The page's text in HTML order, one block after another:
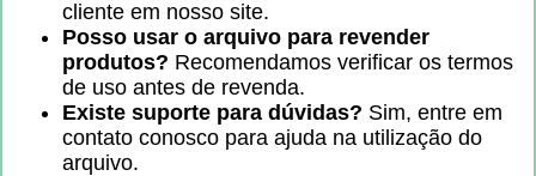
cliente em nosso site.
Posso usar o arquivo para revender
produtos? Recomendamos verificar os termos
de uso antes de revenda.
Existe suporte para dúvidas? Sim, entre em
contato conosco para ajuda na utilização do
arquivo.